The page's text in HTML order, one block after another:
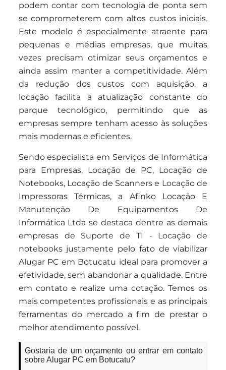
podem contar com tecnologia de ponta sem
se comprometerem com altos custos iniciais.
Este modelo é especialmente atraente para
pequenas e médias empresas, que muitas
vezes precisam otimizar seus orçamentos e
ainda assim manter a competitividade. Além
da redução dos custos com aquisição, a
locação facilita a atualização constante do
parque tecnológico, permitindo que as
empresas sempre tenham acesso às soluções
mais modernas e eficientes.
Sendo especialista em Serviços de Informática
para Empresas, Locação de PC, Locação de
Notebooks, Locação de Scanners e Locação de
Impressoras Térmicas, a Afinko Locação E
Manutenção De Equipamentos De
Informática Ltda se destaca dentre as demais
empresas de Suporte de TI - Locação de
notebooks justamente pelo fato de viabilizar
Alugar PC em Botucatu ideal para promover a
efetividade, sem abandonar a qualidade. Entre
em contato e realize uma cotação. Temos os
mais competentes profissionais e as principais
ferramentas do mercado a fim de prestar o
melhor atendimento possível.
Gostaria de um orçamento ou entrar em contato
sobre Alugar PC em Botucatu?